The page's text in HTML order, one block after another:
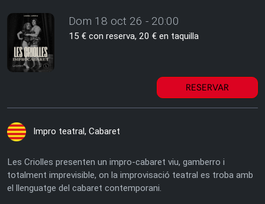
Dom 18 oct 26 - 20:00
15 € con reserva, 20 € en taquilla
RESERVAR
Impro teatral, Cabaret
Les Criolles presenten un impro-cabaret viu, gamberro i
totalment imprevisible, on la improvisació teatral es troba amb
el llenguatge del cabaret contemporani.